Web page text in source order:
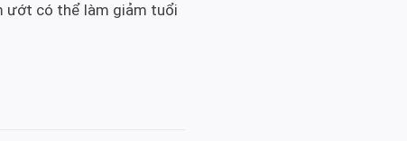
ướt có thể làm giảm tuổi